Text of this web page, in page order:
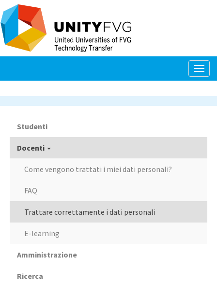
Salta
al
contenuto
principale
Navigazione
principale
Studenti
Docenti
Come vengono trattati i miei dati personali?
FAQ
Trattare correttamente i dati personali
E-learning
Amministrazione
Ricerca